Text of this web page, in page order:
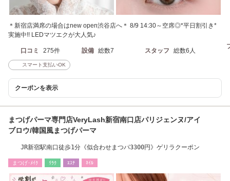
＊新宿店満席の場合はnew open渋谷店へ＊ 8/9 14:30～空席◎*平日割引き*
実施中!! LEDマツエクが大人気♪
口コミ 275件 設備 総数7 スタッフ 総数6人
スマート支払いOK
クーポンを表示
まつげパーマ専門店VeryLash新宿南口店パリジェンヌ/アイ
ブロウ/韓国風まつげパーマ
JR新宿駅南口徒歩1分《似合わせまつパ3300円》ゲリラクーポン
まつげ･ﾒｲｸ ﾘﾗｸ ｴｽﾃ ﾈｲﾙ